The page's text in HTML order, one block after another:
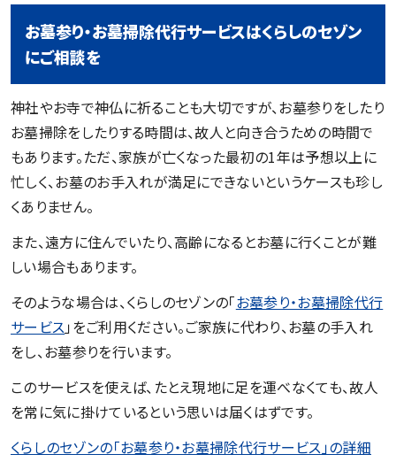
お墓参り・お墓掃除代行サービスはくらしのセゾン
にご相談を
神社やお寺で神仏に祈ることも大切ですが、お墓参りをしたり
お墓掃除をしたりする時間は、故人と向き合うための時間で
もあります。ただ、家族が亡くなった最初の1年は予想以上に
忙しく、お墓のお手入れが満足にできないというケースも珍し
くありません。
また、遠方に住んでいたり、高齢になるとお墓に行くことが難
しい場合もあります。
そのような場合は、くらしのセゾンの「お墓参り・お墓掃除代行
サービス」をご利用ください。ご家族に代わり、お墓の手入れ
をし、お墓参りを行います。
このサービスを使えば、たとえ現地に足を運べなくても、故人
を常に気に掛けているという思いは届くはずです。
くらしのセゾンの「お墓参り・お墓掃除代行サービス」の詳細